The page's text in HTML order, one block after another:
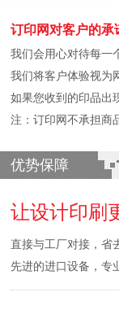
订印网对客户的承
我们会用心对待每一
我们将客户体验视为
如果您收到的印品出
注：订印网不承担商
优势保障
让设计印刷
直接与工厂对接，省
先进的进口设备，专